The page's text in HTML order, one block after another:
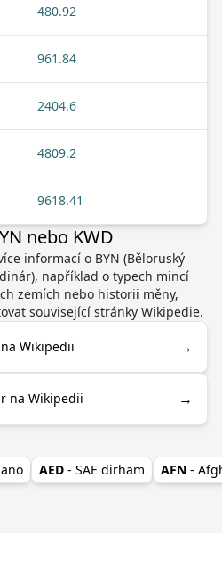
480.92
961.84
2404.6
4809.2
9618.41
nebo KWD
informací o BYN (Běloruský
například o typech mincí
zemích nebo historii měny,
související stránky Wikipedie.
Wikipedii →
na Wikipedii →
AED - SAE dirham AFN -